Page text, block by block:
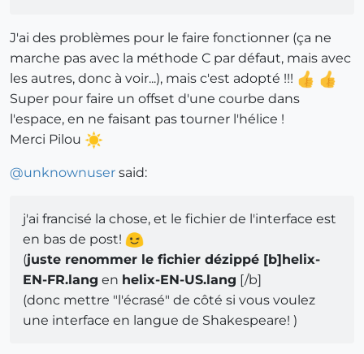
J'ai des problèmes pour le faire fonctionner (ça ne
marche pas avec la méthode C par défaut, mais avec
les autres, donc à voir...), mais c'est adopté !!!
Super pour faire un offset d'une courbe dans
l'espace, en ne faisant pas tourner l'hélice !
Merci Pilou
@unknownuser said:
j'ai francisé la chose, et le fichier de l'interface est
en bas de post!
(juste renommer le fichier dézippé [b]helix-
EN-FR.lang en helix-EN-US.lang [/b]
(donc mettre "l'écrasé" de côté si vous voulez
une interface en langue de Shakespeare! )